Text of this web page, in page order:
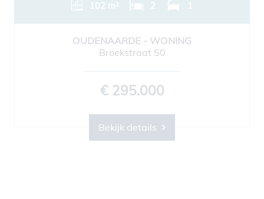
102 m² 2 1
OUDENAARDE - WONING
Broekstraat 50
€ 295.000
Bekijk details